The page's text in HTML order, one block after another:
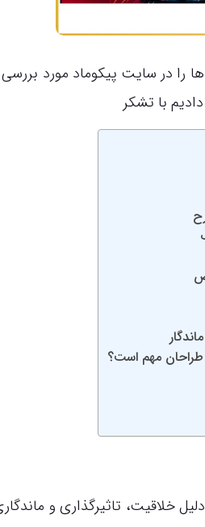
در سایت پیکوماد مورد
با تشکر
مهم است؟
خلاقیت، تاثیرگذاری و